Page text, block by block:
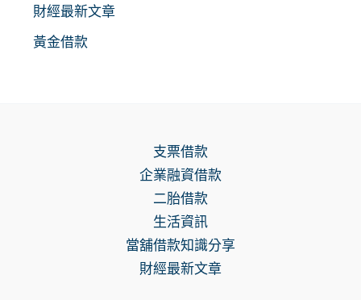
財經最新文章
黃金借款
支票借款
企業融資借款
二胎借款
生活資訊
當舖借款知識分享
財經最新文章